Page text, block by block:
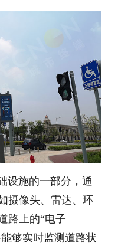
设施的一部分，通
摄像头、雷达、环
路上的“电子
够实时监测道路状